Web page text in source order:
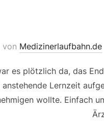
von Medizinerlaufbahn.de
es plötzlich da, das
anstehende Lernzeit
wollte. Einfach